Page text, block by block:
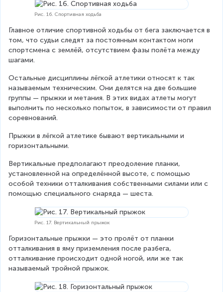
Рис. 16. Спортивная ходьба
Главное отличие спортивной ходьбы от бега заключается в
том, что судьи следят за постоянным контактом ноги
спортсмена с землёй, отсутствием фазы полёта между
шагами.
Остальные дисциплины лёгкой атлетики относят к так
называемым техническим. Они делятся на две большие
группы — прыжки и метания. В этих видах атлеты могут
выполнить по несколько попыток, в зависимости от правил
соревнований.
Прыжки в лёгкой атлетике бывают вертикальными и
горизонтальными.
Вертикальные предполагают преодоление планки,
установленной на определённой высоте, с помощью
особой техники отталкивания собственными силами или с
помощью специального снаряда — шеста.
Рис. 17. Вертикальный прыжок
Горизонтальные прыжки — это пролёт от планки
отталкивания в яму приземления после разбега,
отталкивание происходит одной ногой, или же так
называемый тройной прыжок.